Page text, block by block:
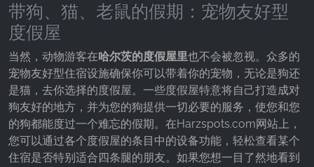
带狗、猫、老鼠的假期：宠物友好型
度假屋
当然，动物游客在哈尔茨的度假屋里也不会被忽视。众多的
宠物友好型住宿设施确保你可以带着你的宠物，无论是狗还
是猫，去你选择的度假屋。一些度假屋特意将自己打造成对
狗友好的地方，并为您的狗提供一切必要的服务，使您和您
的狗都能度过一个难忘的假期。在Harzspots.com网站上，
您可以通过各个度假屋的条目中的设备功能，轻松查看某个
住宿是否特别适合四条腿的朋友。如果您想一目了然地看到